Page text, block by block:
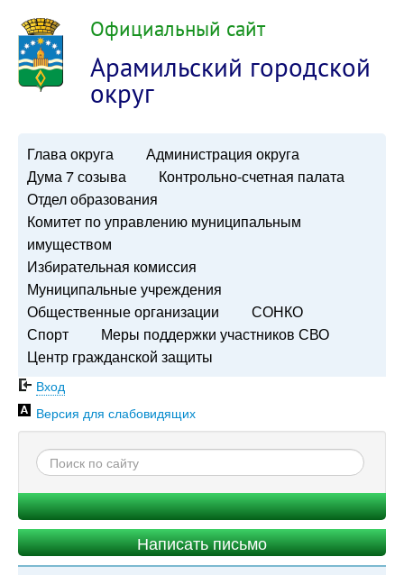
Официальный сайт
Арамильский городской
округ
Глава округа
Администрация округа
Дума 7 созыва
Контрольно-счетная палата
Отдел образования
Комитет по управлению муниципальным
имуществом
Избирательная комиссия
Муниципальные учреждения
Общественные организации
СОНКО
Спорт
Меры поддержки участников СВО
Центр гражданской защиты
Вход
Версия для слабовидящих
Написать письмо